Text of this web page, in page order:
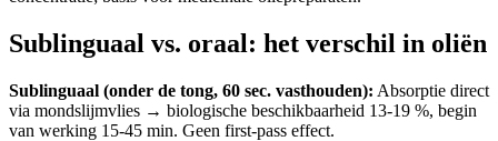
Sublinguaal vs. oraal: het verschil in oliën
Sublinguaal (onder de tong, 60 sec. vasthouden): Absorptie direct
via mondslijmvlies → biologische beschikbaarheid 13-19 %, begin
van werking 15-45 min. Geen first-pass effect.